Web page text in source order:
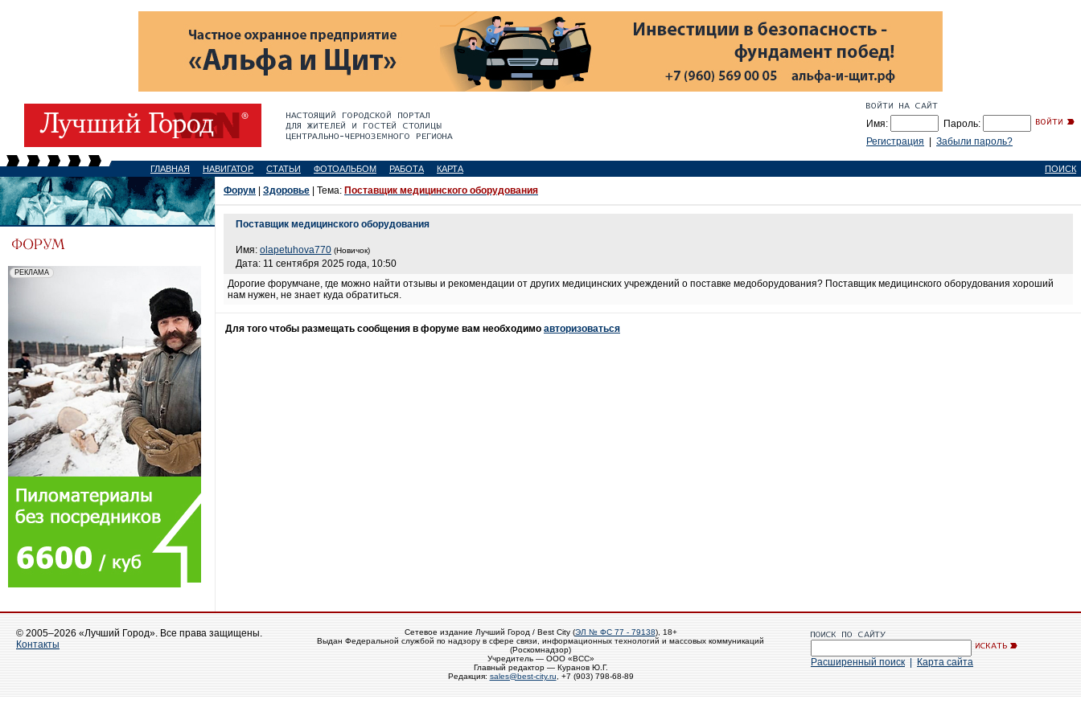
Имя:
Пароль:
Регистрация
Забыли пароль?
ГЛАВНАЯ НАВИГАТОР СТАТЬИ ФОТОАЛЬБОМ РАБОТА КАРТА ПОИСК
Форум Здоровье | Тема: Поставщик медицинского оборудования
Поставщик медицинского оборудования
Имя: olapetuhova770 (Новичок)
Дата: 11 сентября 2025 года, 10:50
Дорогие форумчане, где можно найти отзывы и рекомендации от других медицинских учреждений о поставке медоборудования? Поставщик медицинского оборудования хороший
нам нужен, не знает куда обратиться.
Для того чтобы размещать сообщения в форуме вам необходимо авторизоваться
© 2005–2026 «Лучший Город». Все права защищены.
Контакты
Сетевое издание Лучший Город / Best City (ЭЛ № ФС 77 - 79138), 18+
Выдан Федеральной службой по надзору в сфере связи, информационных технологий и массовых коммуникаций
(Роскомнадзор)
Учредитель — ООО «ВСС»
Главный редактор — Куранов Ю.Г.
Редакция: sales@best-city.ru , +7 (903) 798-68-89
Расширенный поиск Карта сайта